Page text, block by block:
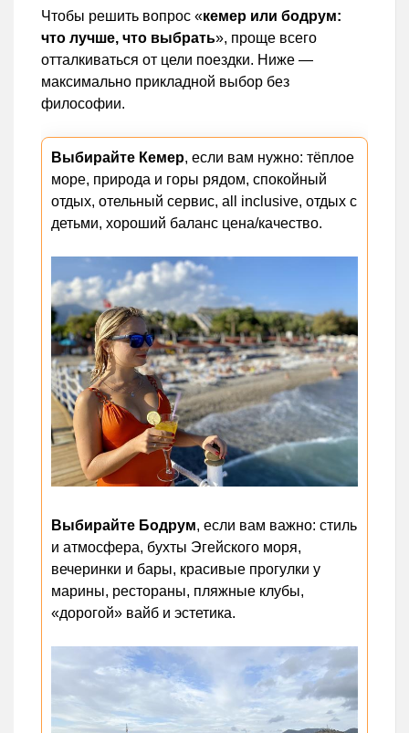
Чтобы решить вопрос «кемер или бодрум:
что лучше, что выбрать», проще всего
отталкиваться от цели поездки. Ниже —
максимально прикладной выбор без
философии.
Выбирайте Кемер, если вам нужно: тёплое
море, природа и горы рядом, спокойный
отдых, отельный сервис, all inclusive, отдых с
детьми, хороший баланс цена/качество.
Выбирайте Бодрум, если вам важно: стиль
и атмосфера, бухты Эгейского моря,
вечеринки и бары, красивые прогулки у
марины, рестораны, пляжные клубы,
«дорогой» вайб и эстетика.